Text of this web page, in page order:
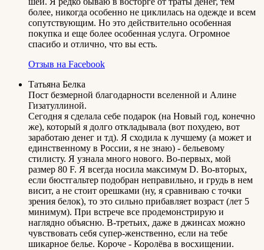
более, никогда особенно не циклилась на одежде и всем
сопутствующим. Но это действительно особенная
покупка и еще более особенная услуга. Огромное
спасибо и отлично, что вы есть.
Отзыв на Facebook
Татьяна Белка
Пост безмерной благодарности вселенной и Алине
Гизатуллиной.
Сегодня я сделала себе подарок (на Новый год, конечно
же), который я долго откладывала (вот похудею, вот
заработаю денег и тд). Я сходила к лучшему (а может и
единственному в России, я не знаю) - бельевому
стилисту. Я узнала много нового. Во-первых, мой
размер 80 F. Я всегда носила максимум D. Во-вторых,
если бюстгальтер подобран неправильно, и грудь в нем
висит, а не стоит орешками (ну, я сравниваю с точки
зрения белок), то это сильно прибавляет возраст (лет 5
минимум). При встрече все продемонстрирую и
наглядно объясню. В-третьих, даже в джинсах можно
чувствовать себя супер-женственно, если на тебе
шикарное белье. Короче - Королёва в восхищении.